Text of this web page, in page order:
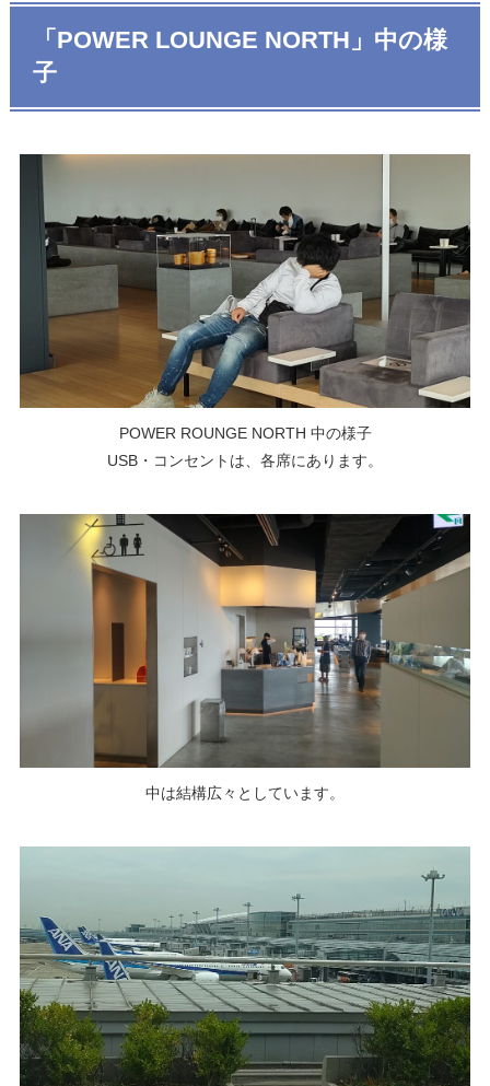
「POWER LOUNGE NORTH」中の様
子
POWER ROUNGE NORTH 中の様子
USB・コンセントは、各席にあります。
中は結構広々としています。